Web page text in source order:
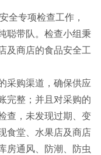
全专项检查工作，
聪带队。检查小组秉
及商店的食品安全工
采购渠道，确保供应
完整；并且对采购的
查，未发现过期、变
食堂、水果店及商店
房通风、防潮、防虫